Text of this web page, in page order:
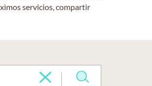
servicios, compartir